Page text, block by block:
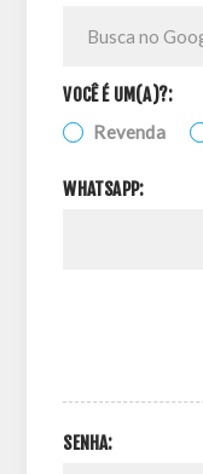
VOCÊ É UM(A)?:
Revenda
WHATSAPP:
SENHA: